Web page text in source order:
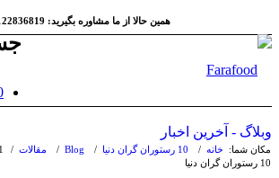
همین حالا از ما مشاوره بگیرید: 09122836819
وبلاگ - آخرین اخبار
مکان شما: خانه 1 / 10 رستوران گران دنیا /
Blog
/ مقالات /
10 رستوران گران دنیا